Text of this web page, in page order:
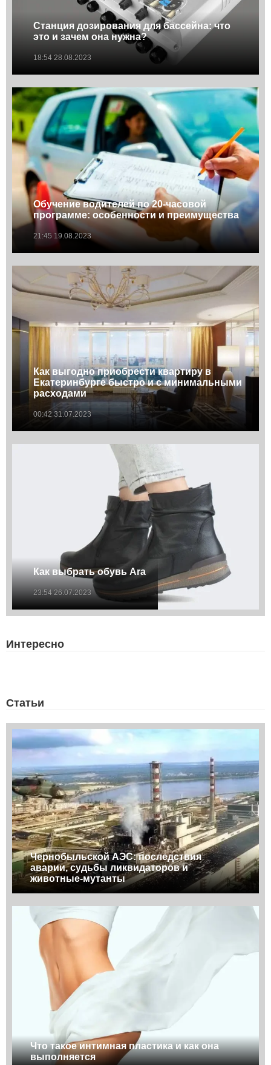
Станция дозирования для бассейна: что
это и зачем она нужна?
18:54 28.08.2023
Обучение водителей по 20-часовой
программе: особенности и преимущества
21:45 19.08.2023
Как выгодно приобрести квартиру в
Екатеринбурге быстро и с минимальными
расходами
00:42 31.07.2023
Как выбрать обувь Ara
23:54 26.07.2023
Интересно
Статьи
Чернобыльской АЭС: последствия
аварии, судьбы ликвидаторов и
животные-мутанты
Что такое интимная пластика и как она
выполняется